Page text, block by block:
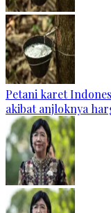
Petani karet
akibat anjloknya